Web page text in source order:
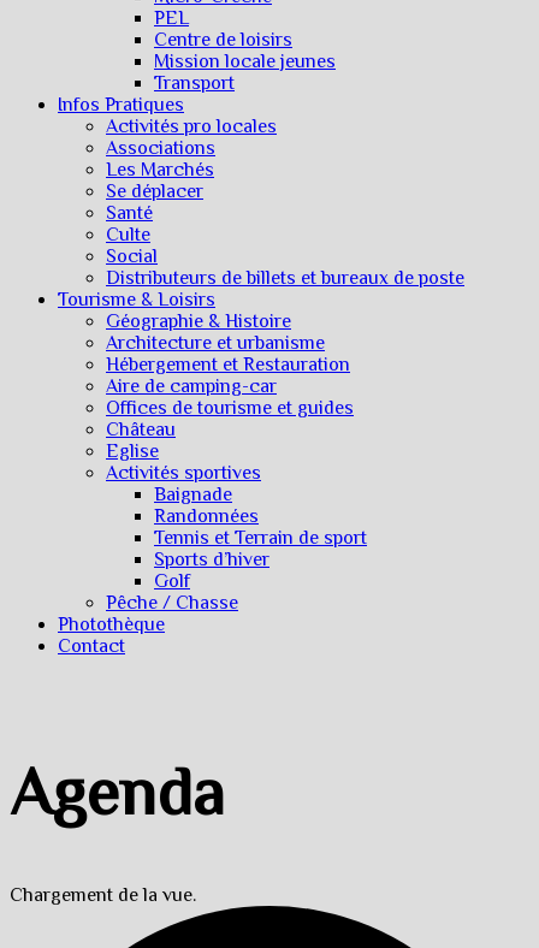
PEL
Centre de loisirs
Mission locale jeunes
Transport
Infos Pratiques
Activités pro locales
Associations
Les Marchés
Se déplacer
Santé
Culte
Social
Distributeurs de billets et bureaux de poste
Tourisme & Loisirs
Géographie & Histoire
Architecture et urbanisme
Hébergement et Restauration
Aire de camping-car
Offices de tourisme et guides
Château
Eglise
Activités sportives
Baignade
Randonnées
Tennis et Terrain de sport
Sports d’hiver
Golf
Pêche / Chasse
Photothèque
Contact
Agenda
Chargement de la vue.